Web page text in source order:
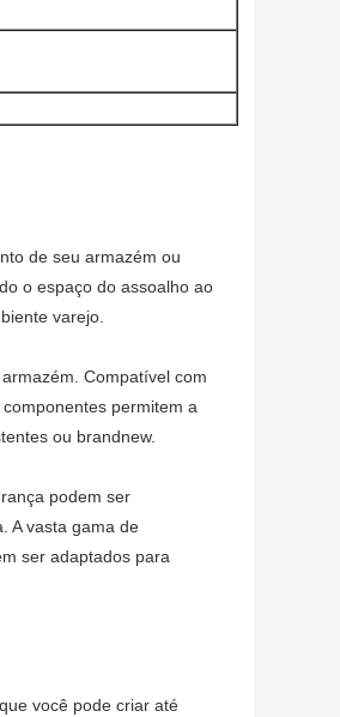
de seu armazém ou
o espaço do assoalho ao
varejo.
Compatível com
permitem a
ou brandnew.
podem ser
A vasta gama de
ser adaptados para
você pode criar até